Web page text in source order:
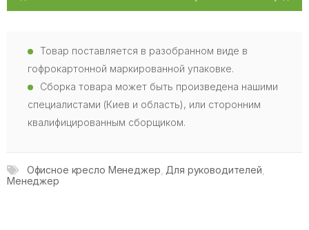
Товар поставляется в разобранном виде в
гофрокартонной маркированной упаковке.
Сборка товара может быть произведена нашими
специалистами (Киев и область), или сторонним
квалифицированным сборщиком.
Офисное кресло Менеджер Для руководителей
Менеджер